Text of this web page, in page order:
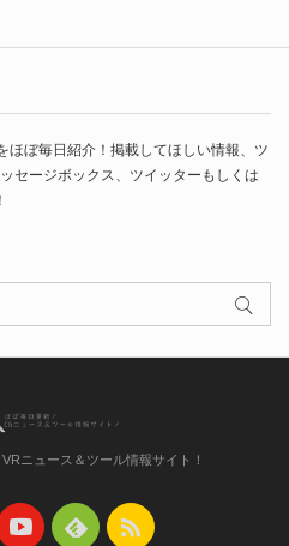
ほぼ毎日紹介！掲載してほしい情報、ツ
セージボックス、ツイッターもしくは
ニュース＆ツール情報サイト！